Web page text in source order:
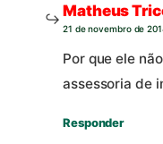
Matheus
21 de novembro de
Por que ele
assessoria de
Responder